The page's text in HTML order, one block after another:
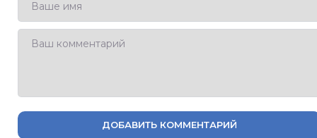
ДОБАВИТЬ КОММЕНТАРИЙ